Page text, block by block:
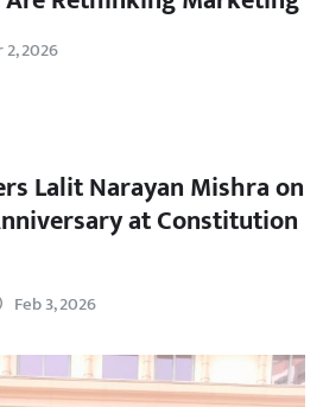
2026
Lalit Narayan Mishra on
at Constitution
Feb 3, 2026